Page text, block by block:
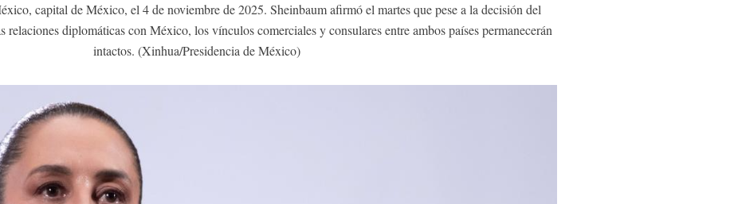
capital de México, el 4 de noviembre de 2025. Sheinbaum afirmó el martes que pese a la decisión del
relaciones diplomáticas con México, los vínculos comerciales y consulares entre ambos países permanecerán
intactos. (Xinhua/Presidencia de México)